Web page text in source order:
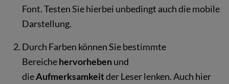
Font. Testen Sie hierbei unbedingt auch die mobile
Darstellung.
Durch Farben können Sie bestimmte
Bereichehervorhebenund
dieAufmerksamkeitder Leser lenken. Auch hier